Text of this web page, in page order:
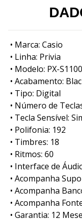
• Marca: Casio
• Linha: Privia
• Modelo: PX-
• Acabamento:
• Tipo: Digital
• Número de
• Tecla Sensível:
• Polifonia: 192
• Timbres: 18
• Ritmos: 60
• Interface de
• Acompanha
• Acompanha
• Acompanha
• Garantia: 12